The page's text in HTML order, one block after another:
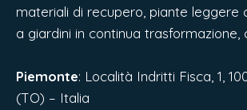
materiali di recupero, piante leggere
a giardini in continua trasformazione,
Piemonte: Località Indritti Fisca, 1,
(TO) – Italia